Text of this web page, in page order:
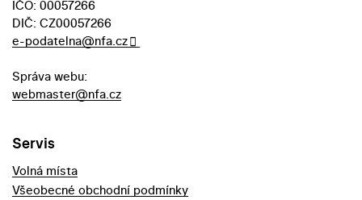
IČO: 00057266
DIČ: CZ00057266
e-podatelna@nfa.cz
Správa webu:
webmaster@nfa.cz
Servis
Volná místa
Všeobecné obchodní podmínky